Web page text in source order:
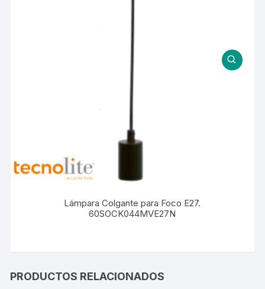
Lámpara Colgante para Foco E27.
60SOCK044MVE27N
PRODUCTOS RELACIONADOS